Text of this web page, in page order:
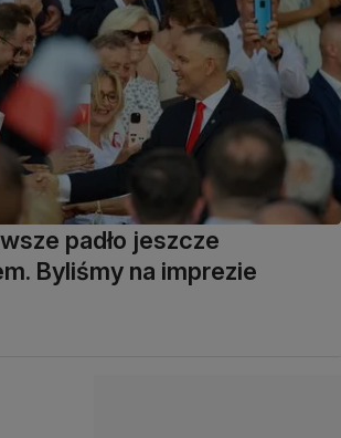
padło jeszcze
Byliśmy na imprezie